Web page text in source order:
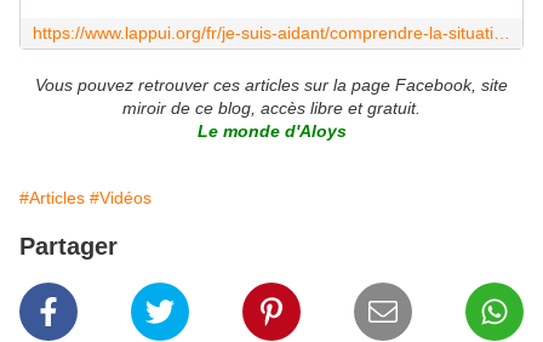
Vous pouvez retrouver ces articles sur la page Facebook, site
miroir de ce blog, accès libre et gratuit.
Le monde d'Aloys
#Articles #Vidéos
Partager